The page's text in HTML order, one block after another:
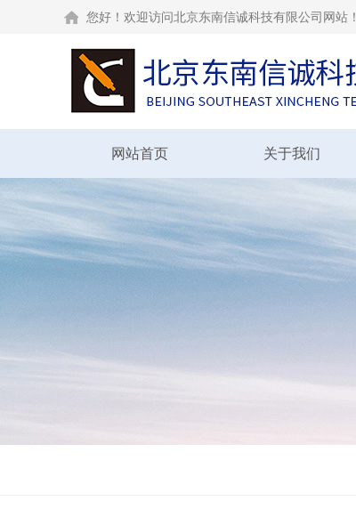
您好！欢迎访问北京东南信诚科技有限公司网站！
网站首页 关于我们